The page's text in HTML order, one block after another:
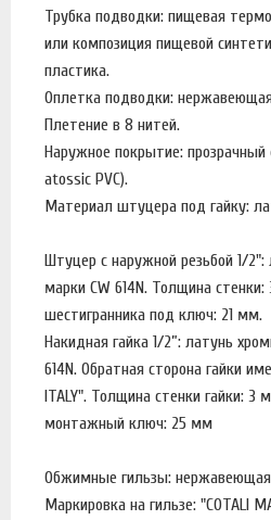
Трубка подводки: пищевая
или композиция пищевой
пластика.
Оплетка подводки:
Плетение в 8 нитей.
Наружное покрытие:
atossic PVC).
Материал штуцера под гайку:
Штуцер с наружной резьбой 1/2":
марки CW 614N. Толщина
шестигранника под ключ: 21 мм.
Накидная гайка 1/2”: латунь
614N. Обратная сторона гайки
ITALY". Толщина стенки гайки: 3
монтажный ключ: 25 мм
Обжимные гильзы: нержавеющая
Маркировка на гильзе: "COTALI